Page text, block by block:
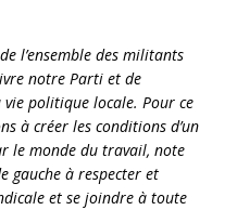
l’ensemble des militants
notre Parti et de
politique locale. Pour ce
à créer les conditions d’un
le monde du travail, note
gauche à respecter et
et se joindre à toute